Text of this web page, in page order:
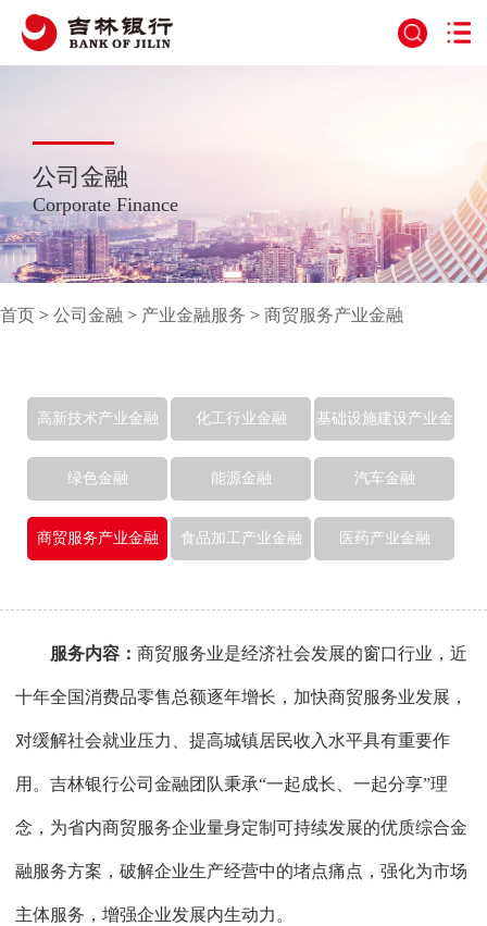
公司金融
Corporate Finance
首页 > 公司金融 > 产业金融服务 > 商贸服务产业金融
高新技术产业金融 化工行业金融 基础设施建设产业金
融
绿色金融
能源金融 汽车金融
商贸服务产业金融 食品加工产业金融 医药产业金融
服务内容：商贸服务业是经济社会发展的窗口行业，近
十年全国消费品零售总额逐年增长，加快商贸服务业发展，
对缓解社会就业压力、提高城镇居民收入水平具有重要作
用。吉林银行公司金融团队秉承“一起成长、一起分享”理
念，为省内商贸服务企业量身定制可持续发展的优质综合金
融服务方案，破解企业生产经营中的堵点痛点，强化为市场
主体服务，增强企业发展内生动力。